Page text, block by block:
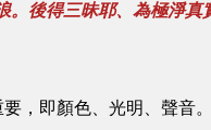
。後得三昧耶、為極淨真
，即顏色、光明、聲音